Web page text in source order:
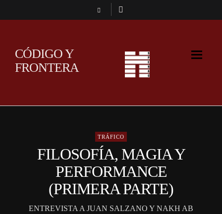
CÓDIGO Y
FRONTERA
TRÁFICO
FILOSOFÍA, MAGIA Y
PERFORMANCE
(PRIMERA PARTE)
ENTREVISTA A JUAN SALZANO Y NAKH AB